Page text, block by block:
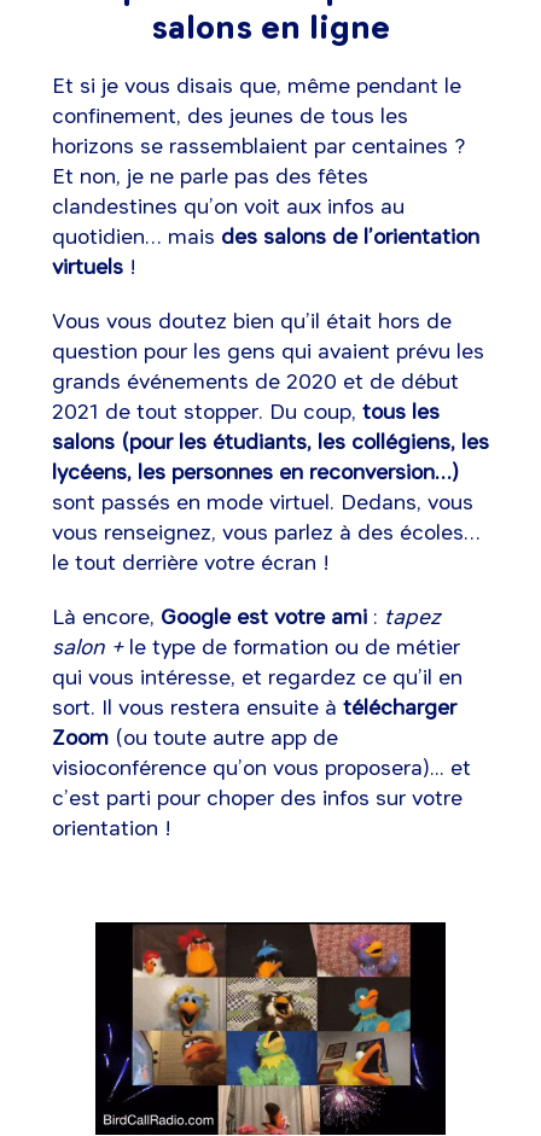
salons en ligne
Et si je vous disais que, même pendant le
confinement, des jeunes de tous les
horizons se rassemblaient par centaines ?
Et non, je ne parle pas des fêtes
clandestines qu’on voit aux infos au
quotidien… mais des salons de l’orientation
virtuels !
Vous vous doutez bien qu’il était hors de
question pour les gens qui avaient prévu les
grands événements de 2020 et de début
2021 de tout stopper. Du coup, tous les
salons (pour les étudiants, les collégiens, les
lycéens, les personnes en reconversion…)
sont passés en mode virtuel. Dedans, vous
vous renseignez, vous parlez à des écoles…
le tout derrière votre écran !
Là encore, Google est votre ami : tapez
salon +le type de formation ou de métier
qui vous intéresse, et regardez ce qu’il en
sort. Il vous restera ensuite à télécharger
Zoom(ou toute autre app de
visioconférence qu’on vous proposera)... et
c’est parti pour choper des infos sur votre
orientation !